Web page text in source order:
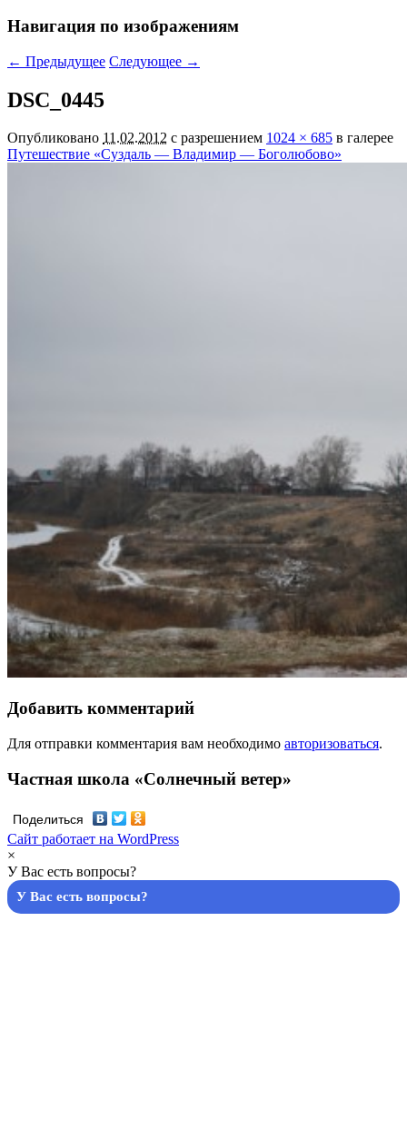
Навигация по изображениям
← Предыдущее Следующее →
DSC_0445
Опубликовано 11.02.2012 с разрешением 1024 × 685 в галерее
Путешествие «Суздаль — Владимир — Боголюбово»
Добавить комментарий
Для отправки комментария вам необходимо авторизоваться.
Частная школа «Солнечный ветер»
Поделиться
Сайт работает на WordPress
×
У Вас есть вопросы?
У Вас есть вопросы?